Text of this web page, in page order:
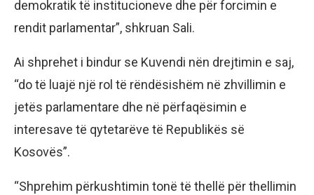
demokratik të institucioneve dhe për forcimin e
rendit parlamentar”, shkruan Sali.
Ai shprehet i bindur se Kuvendi nën drejtimin e saj,
“do të luajë një rol të rëndësishëm në zhvillimin e
jetës parlamentare dhe në përfaqësimin e
interesave të qytetarëve të Republikës së
Kosovës”.
“Shprehim përkushtimin tonë të thellë për thellimin